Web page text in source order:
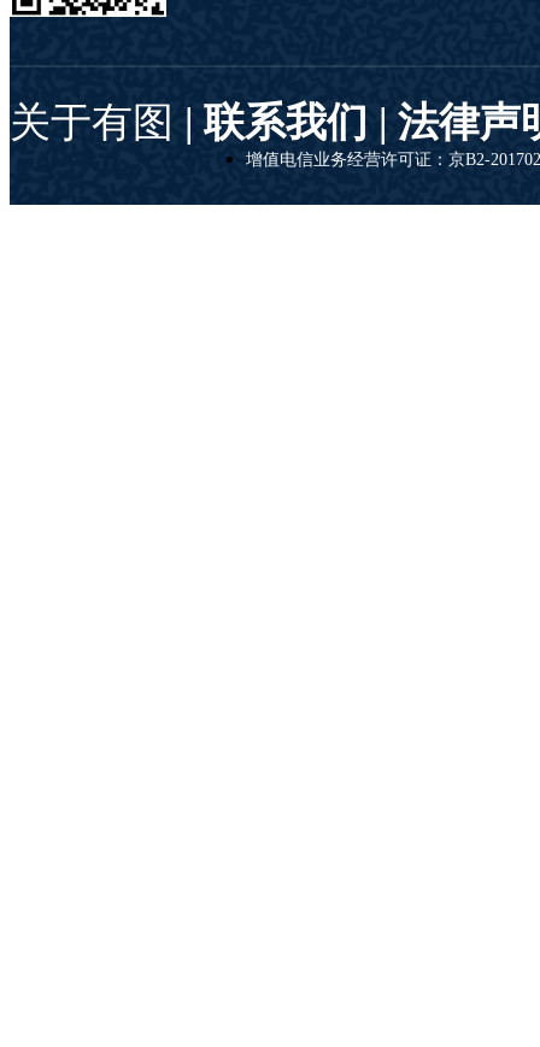
关于有图 | 联系我们 | 法律声
增值电信业务经营许可证：京B2-